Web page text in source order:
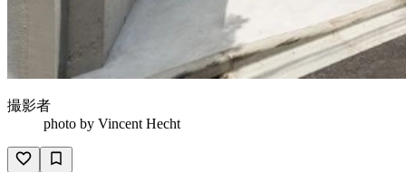
撮影者
photo by Vincent Hecht